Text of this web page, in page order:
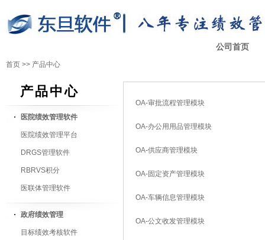
公司首页
首页 >> 产品中心
产品中心
医院绩效管理软件
医院绩效管理平台
DRGS管理软件
RBRVS积分
医联体管理软件
政府绩效管理
目标绩效考核软件
OA-审批流程管理模块
OA-办公用用品管理模块
OA-供应商管理模块
OA-固定资产管理模块
OA-车辆信息管理模块
OA-公文收发管理模块